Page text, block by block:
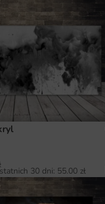
30 dni: 55.00 zł